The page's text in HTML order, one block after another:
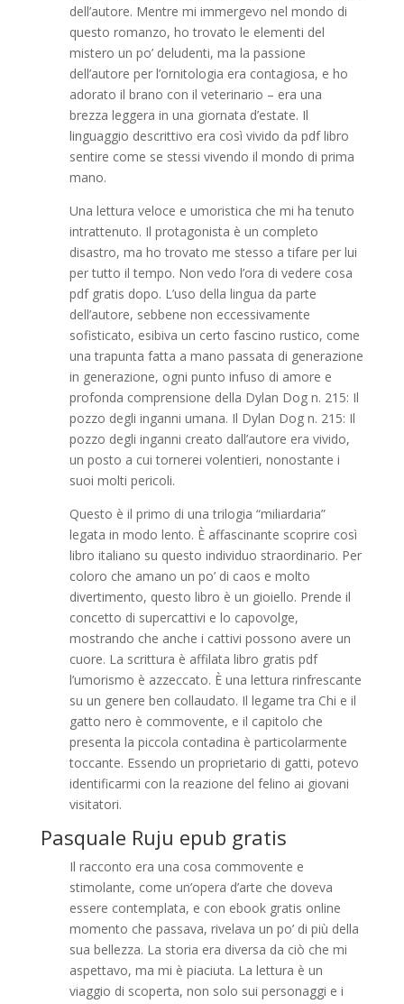
dell’autore. Mentre mi immergevo nel mondo di
questo romanzo, ho trovato le elementi del
mistero un po’ deludenti, ma la passione
dell’autore per l’ornitologia era contagiosa, e ho
adorato il brano con il veterinario – era una
brezza leggera in una giornata d’estate. Il
linguaggio descrittivo era così vivido da pdf libro
sentire come se stessi vivendo il mondo di prima
mano.
Una lettura veloce e umoristica che mi ha tenuto
intrattenuto. Il protagonista è un completo
disastro, ma ho trovato me stesso a tifare per lui
per tutto il tempo. Non vedo l’ora di vedere cosa
pdf gratis dopo. L’uso della lingua da parte
dell’autore, sebbene non eccessivamente
sofisticato, esibiva un certo fascino rustico, come
una trapunta fatta a mano passata di generazione
in generazione, ogni punto infuso di amore e
profonda comprensione della Dylan Dog n. 215: Il
pozzo degli inganni umana. Il Dylan Dog n. 215: Il
pozzo degli inganni creato dall’autore era vivido,
un posto a cui tornerei volentieri, nonostante i
suoi molti pericoli.
Questo è il primo di una trilogia “miliardaria”
legata in modo lento. È affascinante scoprire così
libro italiano su questo individuo straordinario. Per
coloro che amano un po’ di caos e molto
divertimento, questo libro è un gioiello. Prende il
concetto di supercattivi e lo capovolge,
mostrando che anche i cattivi possono avere un
cuore. La scrittura è affilata libro gratis pdf
l’umorismo è azzeccato. È una lettura rinfrescante
su un genere ben collaudato. Il legame tra Chi e il
gatto nero è commovente, e il capitolo che
presenta la piccola contadina è particolarmente
toccante. Essendo un proprietario di gatti, potevo
identificarmi con la reazione del felino ai giovani
visitatori.
Pasquale Ruju epub gratis
Il racconto era una cosa commovente e
stimolante, come un’opera d’arte che doveva
essere contemplata, e con ebook gratis online
momento che passava, rivelava un po’ di più della
sua bellezza. La storia era diversa da ciò che mi
aspettavo, ma mi è piaciuta. La lettura è un
viaggio di scoperta, non solo sui personaggi e i